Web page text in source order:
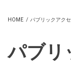
HOME / パブリックアクセ
パブリ